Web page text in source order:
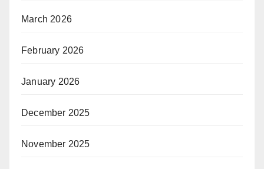
March 2026
February 2026
January 2026
December 2025
November 2025